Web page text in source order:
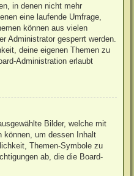
in denen nicht mehr
eine laufende Umfrage,
können aus vielen
Administrator gesperrt werden.
deine eigenen Themen zu
Administration erlaubt
Bilder, welche mit
können, um dessen Inhalt
Themen-Symbole zu
ab, die die Board-